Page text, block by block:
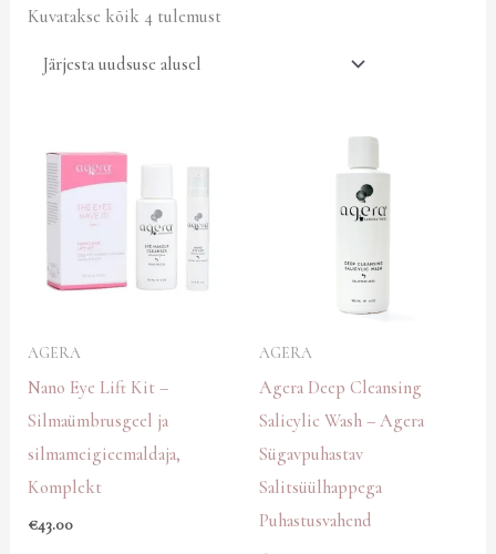
Kuvatakse kõik 4 tulemust
AGERA
Nano Eye Lift Kit –
Silmaümbrusgeel ja
silmameigieemaldaja,
Komplekt
€43.00
AGERA
Agera Deep Cleansing
Salicylic Wash – Agera
Sügavpuhastav
Salitsüülhappega
Puhastusvahend